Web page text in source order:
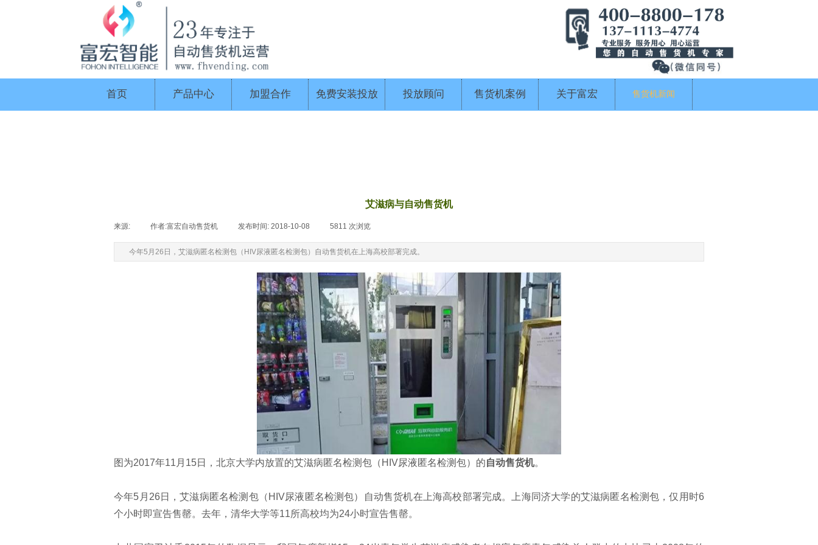
首页 产品中心 加盟合作 免费安装投放 投放顾问 售货机案例 关于富宏 售货机新闻
艾滋病与自动售货机
来源: 作者:富宏自动售货机 发布时间: 2018-10-08 5811 次浏览
今年5月26日，艾滋病匿名检测包（HIV尿液匿名检测包）自动售货机在上海高校部署完成。
图为2017年11月15日，北京大学内放置的艾滋病匿名检测包（HIV尿液匿名检测包）的自动售货机。
今年5月26日，艾滋病匿名检测包（HIV尿液匿名检测包）自动售货机在上海高校部署完成。上海同济大学的艾滋病匿名检测包，仅用时6
个小时即宣告售罄。去年，清华大学等11所高校均为24小时宣告售罄。